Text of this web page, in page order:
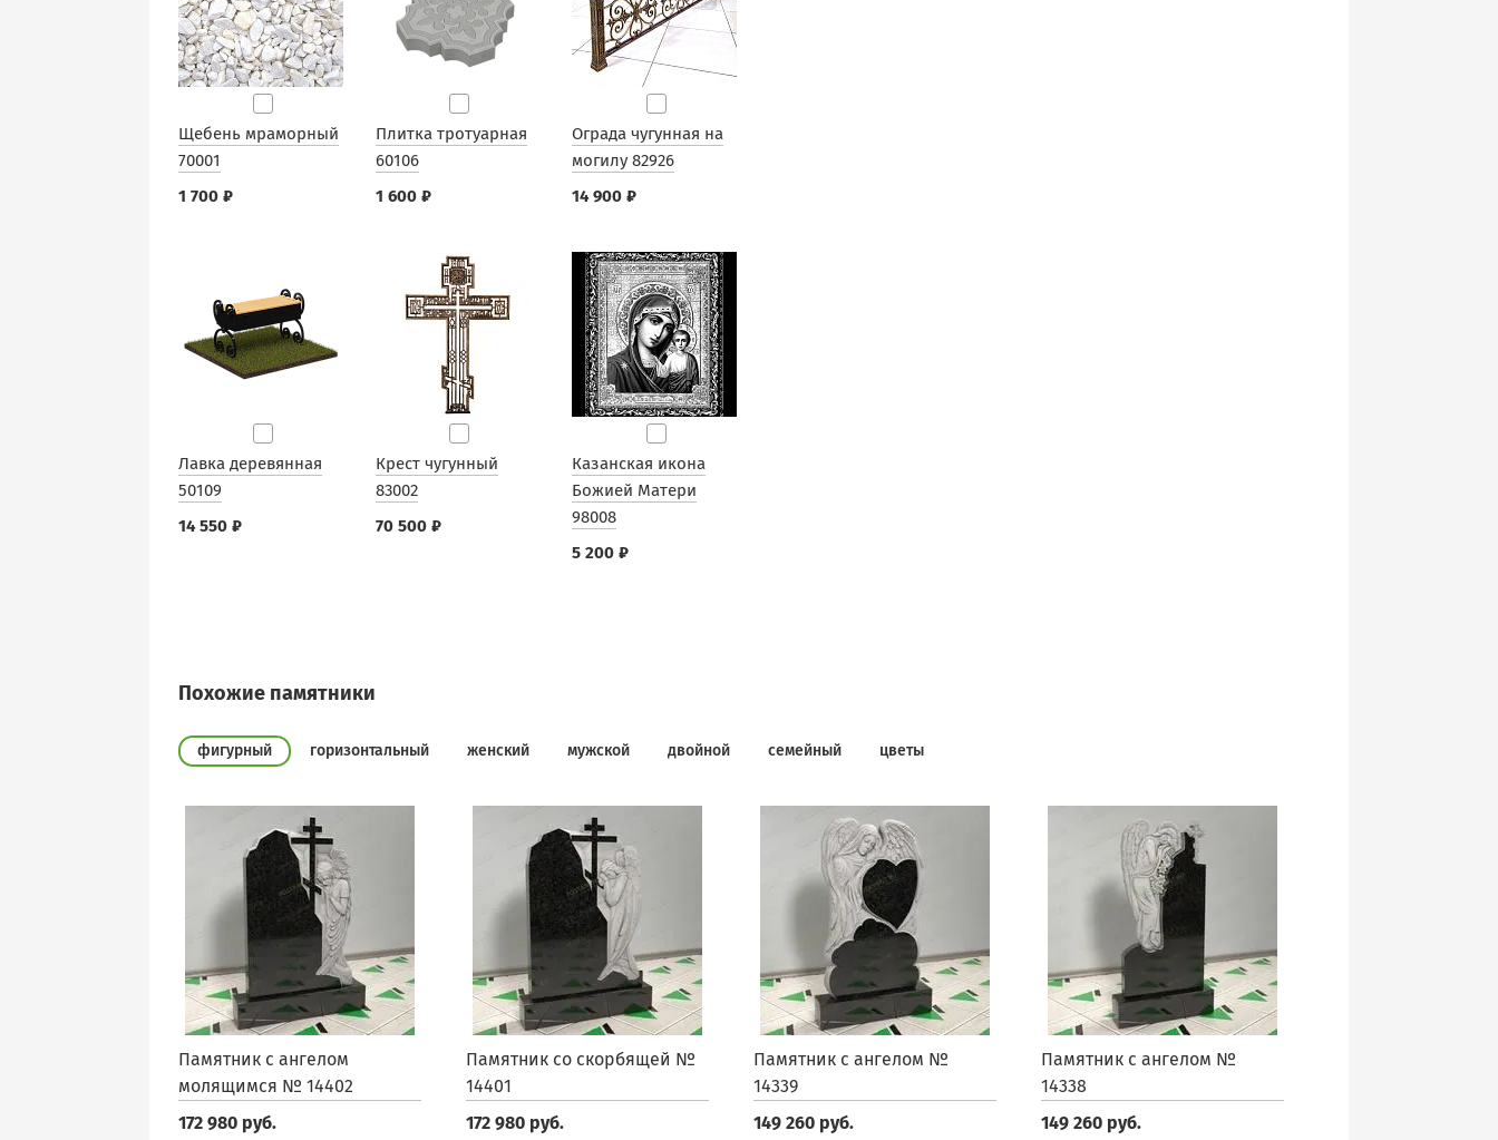
Щебень мраморный
70001
1 700 ₽
Плитка тротуарная
60106
1 600 ₽
Ограда чугунная на
могилу 82926
14 900 ₽
Лавка деревянная
50109
14 550 ₽
Крест чугунный
83002
70 500 ₽
Казанская икона
Божией Матери
98008
5 200 ₽
Похожие памятники
фигурный горизонтальный женский мужской двойной семейный цветы
Памятник с ангелом
молящимся № 14402
172 980 руб.
Памятник со скорбящей №
14401
172 980 руб.
Памятник с ангелом №
14339
149 260 руб.
Памятник с ангелом №
14338
149 260 руб.